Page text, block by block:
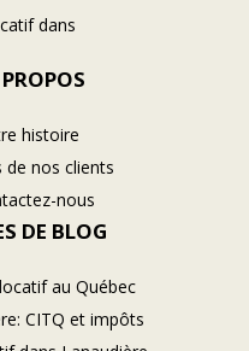
dans
histoire
de nos clients
nous
DE BLOG
au Québec
CITQ et impôts